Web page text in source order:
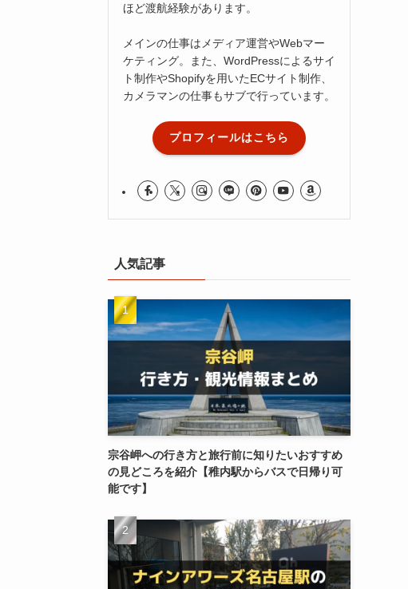
ほど渡航経験があります。
メインの仕事はメディア運営やWebマー
ケティング。また、WordPressによるサイ
ト制作やShopifyを用いたECサイト制作、
カメラマンの仕事もサブで行っています。
プロフィールはこちら
人気記事
宗谷岬への行き方と旅行前に知りたいおすすめ
の見どころを紹介【稚内駅からバスで日帰り可
能です】